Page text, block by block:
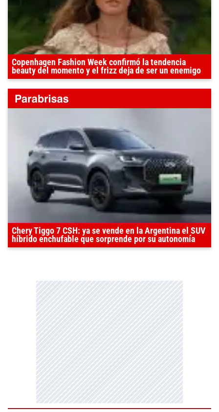
Copenhagen Fashion Week confirmó la tendencia
beauty del momento y el frizz deja de ser un enemigo
Chery Tiggo 7 CSH: ya se vende en la Argentina el SUV
híbrido enchufable que sorprende por su autonomía